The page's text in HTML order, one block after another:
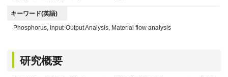
キーワード(英語)
Phosphorus, Input-Output Analysis, Material flow analysis
研究概要